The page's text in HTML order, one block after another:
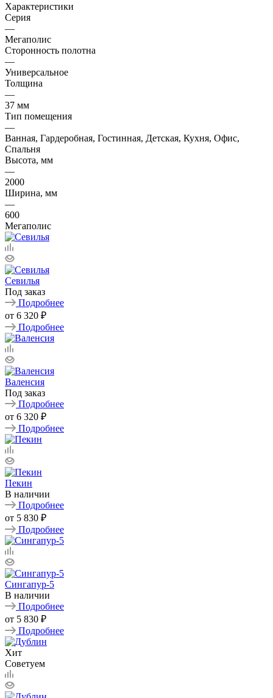
Характеристики
Серия
—
Мегаполис
Сторонность полотна
—
Универсальное
Толщина
—
37 мм
Тип помещения
—
Ванная, Гардеробная, Гостинная, Детская, Кухня, Офис,
Спальня
Высота, мм
—
2000
Ширина, мм
—
600
Мегаполис
Севилья
Под заказ
Подробнее
от 6 320 ₽
Подробнее
Валенсия
Под заказ
Подробнее
от 6 320 ₽
Подробнее
Пекин
В наличии
Подробнее
от 5 830 ₽
Подробнее
Сингапур-5
В наличии
Подробнее
от 5 830 ₽
Подробнее
Хит
Советуем